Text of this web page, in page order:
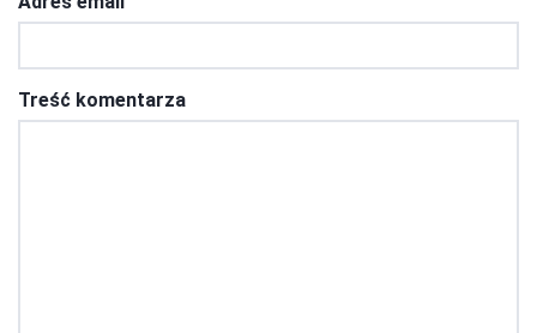
Treść komentarza